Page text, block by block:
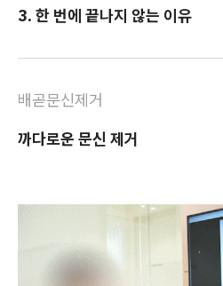
3. 한 번에 끝나지 않는 이유
배곧문신제거
까다로운 문신 제거